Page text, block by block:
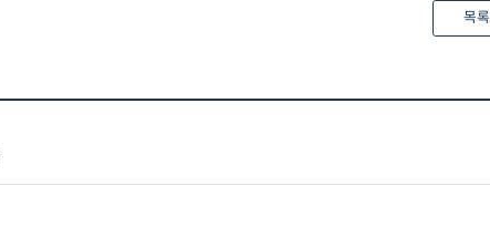
목